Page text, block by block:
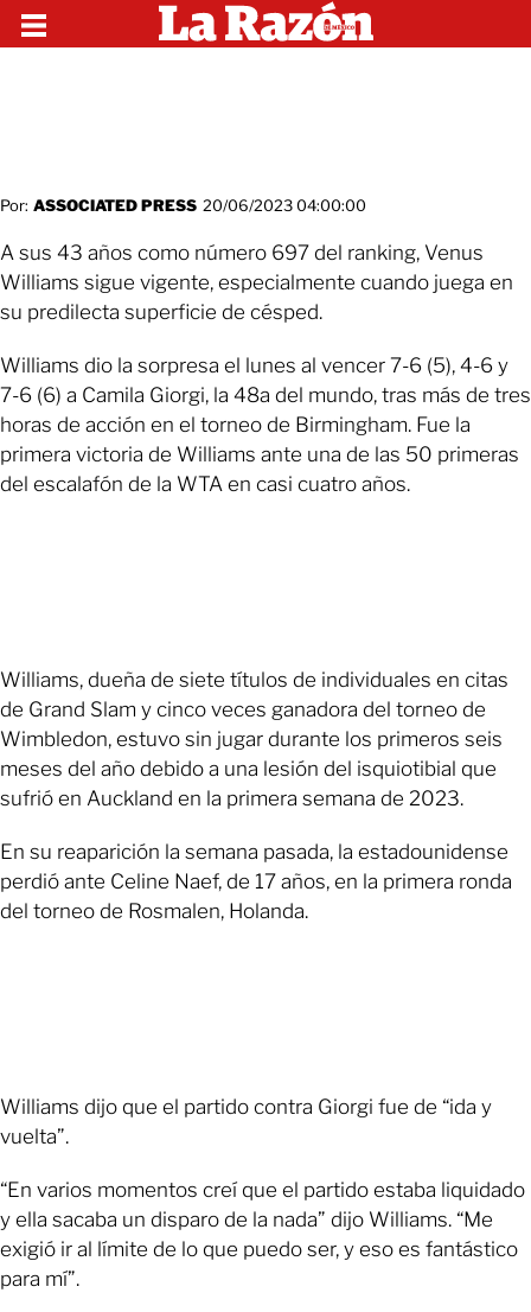
Por: ASSOCIATED PRESS 20/06/2023 04:00:00
A sus 43 años como número 697 del ranking, Venus
Williams sigue vigente, especialmente cuando juega en
su predilecta superficie de césped.
Williams dio la sorpresa el lunes al vencer 7-6 (5), 4-6 y
7-6 (6) a Camila Giorgi, la 48a del mundo, tras más de tres
horas de acción en el torneo de Birmingham. Fue la
primera victoria de Williams ante una de las 50 primeras
del escalafón de la WTA en casi cuatro años.
Williams, dueña de siete títulos de individuales en citas
de Grand Slam y cinco veces ganadora del torneo de
Wimbledon, estuvo sin jugar durante los primeros seis
meses del año debido a una lesión del isquiotibial que
sufrió en Auckland en la primera semana de 2023.
En su reaparición la semana pasada, la estadounidense
perdió ante Celine Naef, de 17 años, en la primera ronda
del torneo de Rosmalen, Holanda.
Williams dijo que el partido contra Giorgi fue de “ida y
vuelta”.
“En varios momentos creí que el partido estaba liquidado
y ella sacaba un disparo de la nada” dijo Williams. “Me
exigió ir al límite de lo que puedo ser, y eso es fantástico
para mí”.